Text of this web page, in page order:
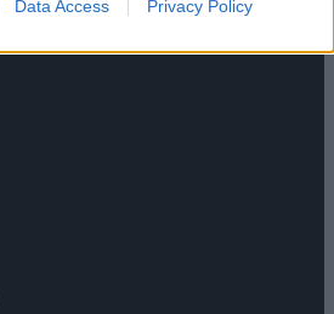
Data Access Privacy Policy